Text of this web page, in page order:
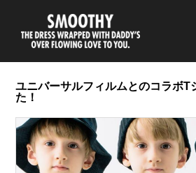
ユニバーサルフィルムとのコラボT
た！